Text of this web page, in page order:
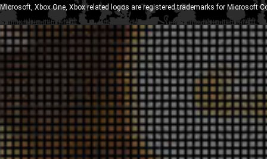
Microsoft, Xbox One, Xbox related logos are registered trademarks for Microsoft